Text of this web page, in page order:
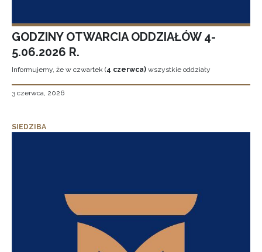
GODZINY OTWARCIA ODDZIAŁÓW 4-
5.06.2026 R.
Informujemy, że w czwartek (4 czerwca) wszystkie oddziały
3 czerwca, 2026
SIEDZIBA